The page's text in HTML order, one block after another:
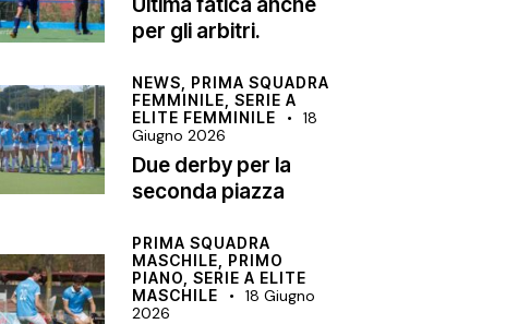
per gli arbitri.
NEWS, PRIMA SQUADRA
FEMMINILE,SERIE A
ELITE FEMMINILE
18
Giugno 2026
Due derby per la
seconda piazza
PRIMA SQUADRA
MASCHILE, PRIMO
PIANO,SERIE A ELITE
MASCHILE
18 Giugno
2026